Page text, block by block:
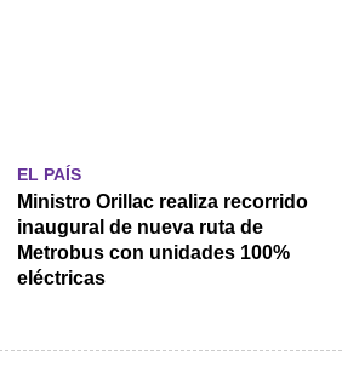
EL PAÍS
Ministro Orillac realiza recorrido
inaugural de nueva ruta de
Metrobus con unidades 100%
eléctricas